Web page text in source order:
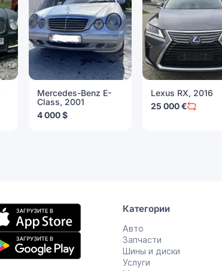
Mercedes-Benz E-
Class, 2001
4 000 $
Lexus RX, 2016
25 000 €
Категории
Авто
Запчасти
Шины и диски
Услуги